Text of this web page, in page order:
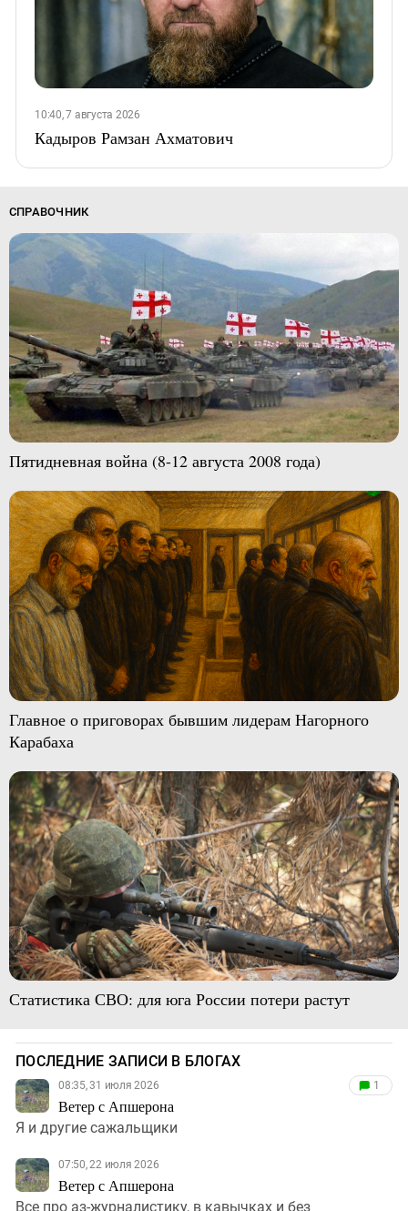
10:40, 7 августа 2026
Кадыров Рамзан Ахматович
СПРАВОЧНИК
Пятидневная война (8-12 августа 2008 года)
Главное о приговорах бывшим лидерам Нагорного
Карабаха
Статистика СВО: для юга России потери растут
ПОСЛЕДНИЕ ЗАПИСИ В БЛОГАХ
08:35, 31 июля 2026
Ветер с Апшерона
1
Я и другие сажальщики
07:50, 22 июля 2026
Ветер с Апшерона
Все про аз-журналистику, в кавычках и без